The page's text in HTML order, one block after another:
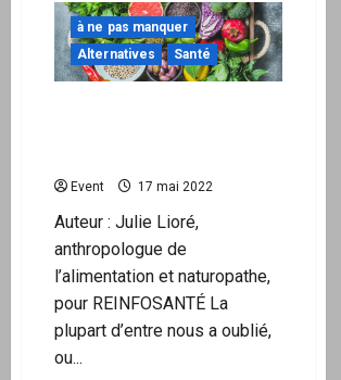
Rapport
mensuel
de
situation
planétaire
Covid
à ne pas manquer
Alternatives
Santé
Event 17 mai 2022
Auteur : Julie Lioré,
anthropologue de
l’alimentation et naturopathe,
pour REINFOSANTÉ La
plupart d’entre nous a oublié,
ou...